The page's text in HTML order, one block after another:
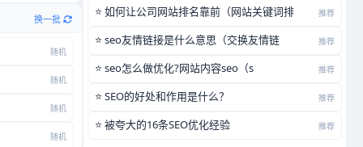
换一批
随机
随机
随机
随机
⭐ 如何让公司网站排名靠前（网站关键词排 推荐
⭐ seo友情链接是什么意思（交换友情链 推荐
⭐ seo怎么做优化?网站内容seo（s 推荐
⭐ SEO的好处和作用是什么？ 推荐
⭐ 被夸大的16条SEO优化经验 推荐